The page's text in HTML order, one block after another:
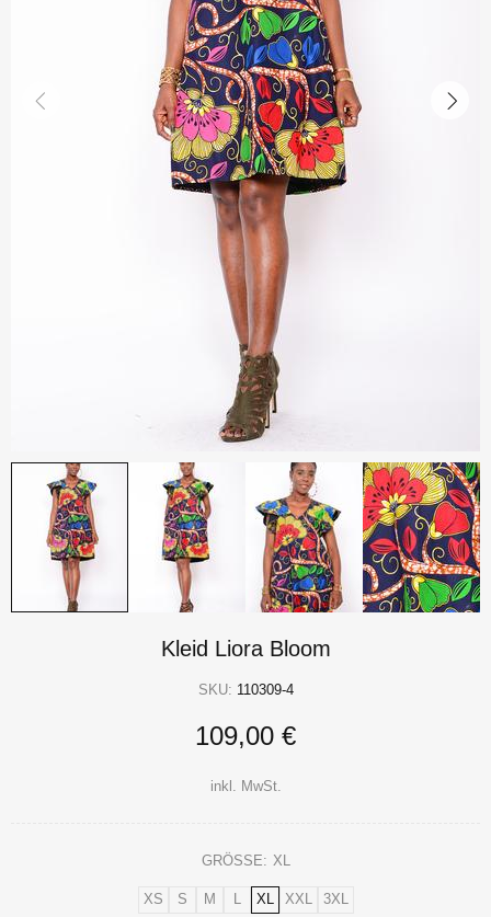
Kleid Liora Bloom
SKU: 110309-4
109,00 €
inkl. MwSt.
GRÖSSE: XL
XS S M L XL XXL 3XL